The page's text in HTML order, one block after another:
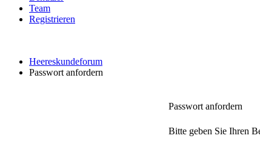
Team
Registrieren
Heereskundeforum
Passwort anfordern
Passwort anfordern
Bitte geben Sie Ihren